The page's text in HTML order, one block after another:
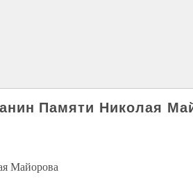
Памяти Николая
Майорова